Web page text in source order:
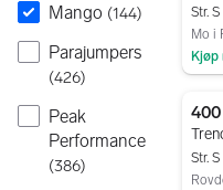
Mango (144)
Parajumpers
(426)
Peak
Performance
(386)
Str. S
Mo i
Kjøp
Str. S